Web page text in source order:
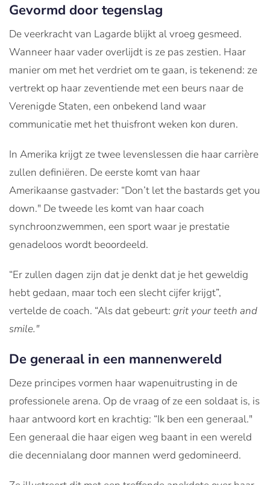
Gevormd door tegenslag
De veerkracht van Lagarde blijkt al vroeg gesmeed.
Wanneer haar vader overlijdt is ze pas zestien. Haar
manier om met het verdriet om te gaan, is tekenend: ze
vertrekt op haar zeventiende met een beurs naar de
Verenigde Staten, een onbekend land waar
communicatie met het thuisfront weken kon duren.
In Amerika krijgt ze twee levenslessen die haar carrière
zullen definiëren. De eerste komt van haar
Amerikaanse gastvader: “Don’t let the bastards get you
down." De tweede les komt van haar coach
synchroonzwemmen, een sport waar je prestatie
genadeloos wordt beoordeeld.
“Er zullen dagen zijn dat je denkt dat je het geweldig
hebt gedaan, maar toch een slecht cijfer krijgt”,
vertelde de coach. “Als dat gebeurt: grit your teeth and
smile."
De generaal in een mannenwereld
Deze principes vormen haar wapenuitrusting in de
professionele arena. Op de vraag of ze een soldaat is, is
haar antwoord kort en krachtig: “Ik ben een generaal."
Een generaal die haar eigen weg baant in een wereld
die decennialang door mannen werd gedomineerd.